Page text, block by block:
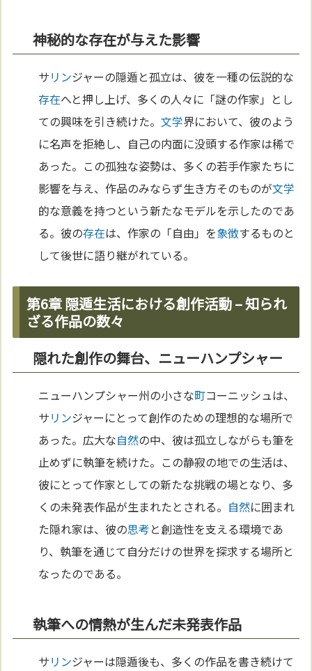
神秘的な存在が与えた影響
サリンジャーの隠遁と孤立は、彼を一種の伝説的な
存在へと押し上げ、多くの人々に「謎の作家」とし
ての興味を引き続けた。文学界において、彼のよう
に名声を拒絶し、自己の内面に没頭する作家は稀で
あった。この孤独な姿勢は、多くの若手作家たちに
影響を与え、作品のみならず生き方そのものが文学
的な意義を持つという新たなモデルを示したのであ
る。彼の存在は、作家の「自由」を象徴するものと
して後世に語り継がれている。
第6章 隠遁生活における創作活動 – 知られ
ざる作品の数々
隠れた創作の舞台、ニューハンプシャー
ニューハンプシャー州の小さな町コーニッシュは、
サリンジャーにとって創作のための理想的な場所で
あった。広大な自然の中、彼は孤立しながらも筆を
止めずに執筆を続けた。この静寂の地での生活は、
彼にとって作家としての新たな挑戦の場となり、多
くの未発表作品が生まれたとされる。 自然に囲まれ
た隠れ家は、彼の思考と創造性を支える環境であ
り、執筆を通じて自分だけの世界を探求する場所と
なったのである。
執筆への情熱が生んだ未発表作品
サリンジャーは隠遁後も、多くの作品を書き続けて